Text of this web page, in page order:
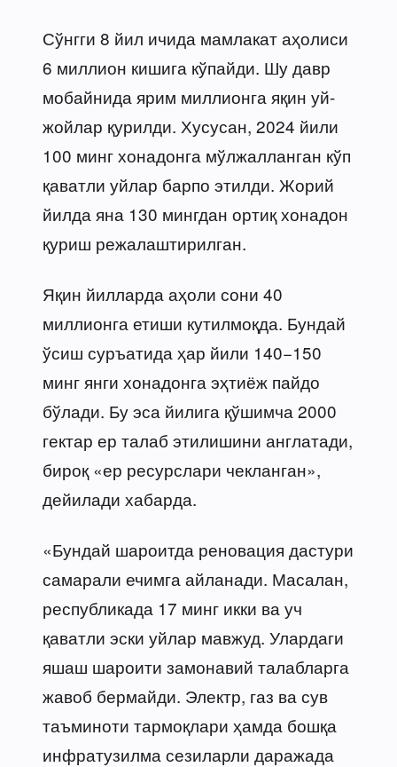
Сўнгги 8 йил ичида мамлакат аҳолиси
6 миллион кишига кўпайди. Шу давр
мобайнида ярим миллионга яқин уй-
жойлар қурилди. Хусусан, 2024 йили
100 минг хонадонга мўлжалланган кўп
қаватли уйлар барпо этилди. Жорий
йилда яна 130 мингдан ортиқ хонадон
қуриш режалаштирилган.
Яқин йилларда аҳоли сони 40
миллионга етиши кутилмоқда. Бундай
ўсиш суръатида ҳар йили 140−150
минг янги хонадонга эҳтиёж пайдо
бўлади. Бу эса йилига қўшимча 2000
гектар ер талаб этилишини англатади,
бироқ «ер ресурслари чекланган»,
дейилади хабарда.
«Бундай шароитда реновация дастури
самарали ечимга айланади. Масалан,
республикада 17 минг икки ва уч
қаватли эски уйлар мавжуд. Улардаги
яшаш шароити замонавий талабларга
жавоб бермайди. Электр, газ ва сув
таъминоти тармоқлари ҳамда бошқа
инфратузилма сезиларли даражада